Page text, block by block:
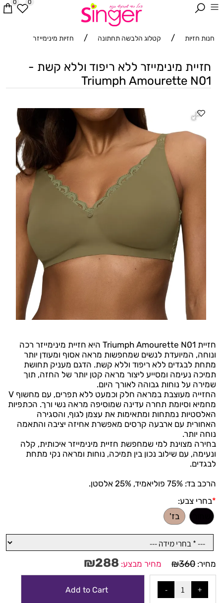
0 0
חנות חזיות / קטלוג הלבשה תחתונה / חזיות מינימייזר
חזיית מינימייזר ללא ריפוד וללא קשת -
Triumph Amourette N01
חזיית Triumph Amourette N01 היא חזיית מינימייזר רכה
ונוחה, המיועדת לנשים שמחפשות מראה אסוף ומעודן יותר
מתחת לבגדים ללא ריפוד וללא קשת. הדגם מעניק תחושת
תמיכה נעימה ומסייע ליצור מראה קטן יותר של החזה, תוך
שמירה על נוחות גבוהה לאורך היום.
החזייה מעוצבת במראה חלק וכמעט ללא תפרים, עם מחשוף V
מחמיא וסיומת תחרה עדינה שמוסיפה מראה נשי ורך. הכתפיות
האלסטיות נמתחות ומתאימות את עצמן לגוף, והסגירה
האחורית עם ארבעה קרסים מאפשרת אחיזה יציבה והתאמה
נוחה יותר.
בחירה מצוינת למי שמחפשת חזיית מינימייזר איכותית, קלה
ונעימה, עם שילוב נכון בין תמיכה, נוחות ומראה נקי מתחת
לבגדים.
הרכב בד: 75% פוליאמיד, 25% אלסטן.
*בחרי צבע:
בז'
מחיר: ₪360 מחיר מבצע: ₪288
Add to Cart